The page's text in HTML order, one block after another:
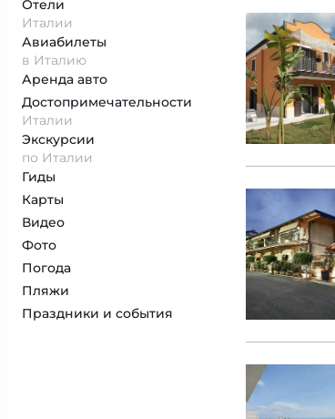
Отели
Италии
Авиабилеты
в Италию
Аренда авто
Достопримеча­тельности
Италии
Экскурсии
по Италии
Гиды
Карты
Видео
Фото
Погода
Пляжи
Праздники и события